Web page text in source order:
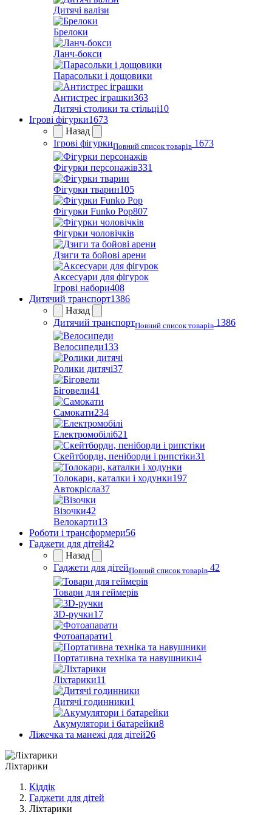
Дитячі валізи
Брелоки
Ланч-бокси
Парасольки і дощовики
Антистрес іграшки363
Дитячі столики та стільці10
Ігрові фігурки1673
Назад
Ігрові фігуркиПовний список товарів 1673
Фігурки персонажів331
Фігурки тварин105
Фігурки Funko Pop807
Фігурки чоловічків
Дзиги та бойові арени
Аксесуари для фігурок
Ігрові набори408
Дитячий транспорт1386
Назад
Дитячий транспортПовний список товарів 1386
Велосипеди133
Ролики дитячі37
Біговели41
Самокати234
Електромобілі621
Скейтборди, пеніборди і рипстіки31
Толокари, каталки і ходунки197
Автокрісла37
Візочки42
Велокарти13
Роботи і трансформери56
Гаджети для дітей42
Назад
Гаджети для дітейПовний список товарів 42
Товари для геймерів
3D-ручки17
Фотоапарати1
Портативна техніка та навушники4
Ліхтарики11
Дитячі годинники1
Акумулятори і батарейки8
Ліжечка та манежі для дітей26
Ліхтарики
Кіддік
Гаджети для дітей
Ліхтарики